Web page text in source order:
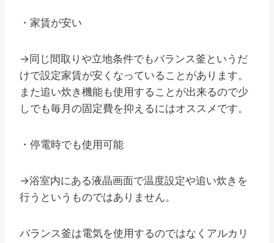
・家賃が安い
→同じ間取りや立地条件でもバランス釜というだ
けで設定家賃が安くなっていることがあります。
また追い炊き機能も使用することが出来るので少
しでも毎月の固定費を抑えるにはオススメです。
・停電時でも使用可能
→浴室内にある液晶画面で温度設定や追い炊きを
行うというものではありません。
バランス釜は電気を使用するのではなくアルカリ